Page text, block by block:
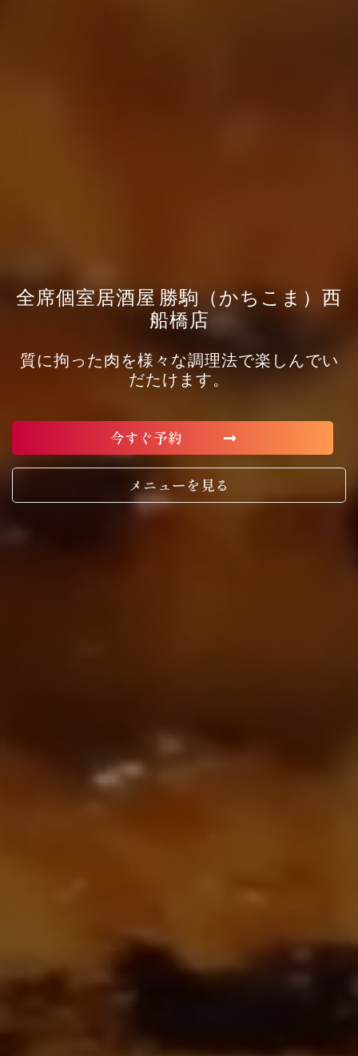
全席個室居酒屋 勝駒（かちこま）西
船橋店
質に拘った肉を様々な調理法で楽しんでい
だたけます。
今すぐ予約
メニューを見る